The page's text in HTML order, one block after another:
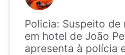
Policia: Suspeito de
em hotel de João
apresenta à polícia